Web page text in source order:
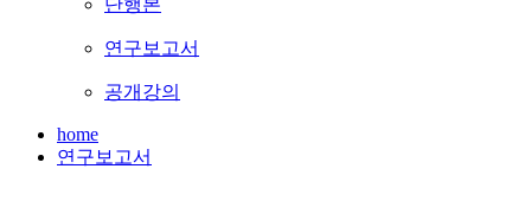
단행본
연구보고서
공개강의
home
연구보고서